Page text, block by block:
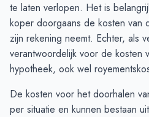
te laten verlopen. Het is
koper doorgaans de kosten van
zijn rekening neemt. Echter, als
verantwoordelijk voor de kosten
hypotheek, ook wel
De kosten voor het doorhalen
per situatie en kunnen bestaan